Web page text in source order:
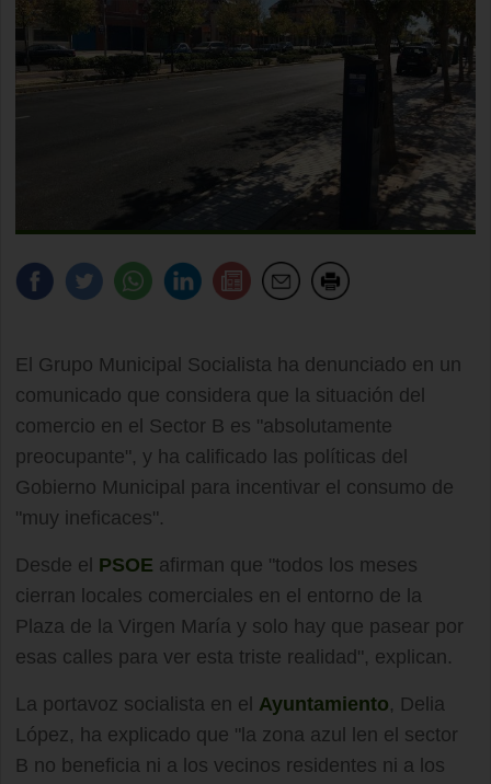
El Grupo Municipal Socialista ha denunciado en un
comunicado que considera que la situación del
comercio en el Sector B es "absolutamente
preocupante", y ha calificado las políticas del
Gobierno Municipal para incentivar el consumo de
"muy ineficaces".
Desde el PSOE afirman que "todos los meses
cierran locales comerciales en el entorno de la
Plaza de la Virgen María y solo hay que pasear por
esas calles para ver esta triste realidad", explican.
La portavoz socialista en el Ayuntamiento, Delia
López, ha explicado que "la zona azul len el sector
B no beneficia ni a los vecinos residentes ni a los